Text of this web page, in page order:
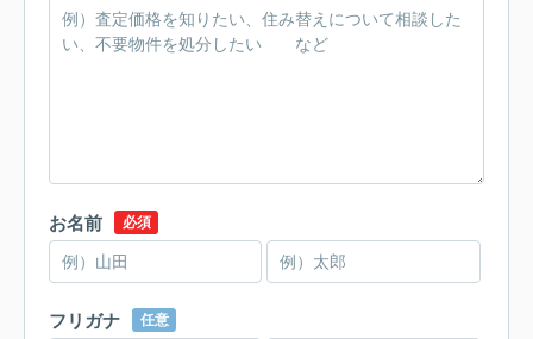
お名前 必須
フリガナ 任意